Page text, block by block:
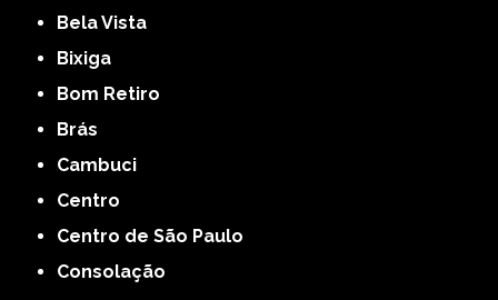
Bela Vista
Bixiga
Bom Retiro
Brás
Cambuci
Centro
Centro de São Paulo
Consolação